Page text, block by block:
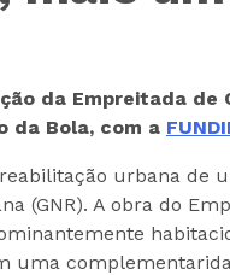
da Empreitada de
da Bola, com a
urbana de
(GNR). A obra do
uma